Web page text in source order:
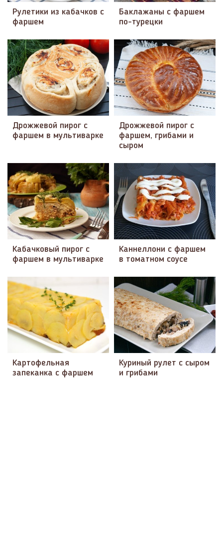
Рулетики из кабачков с
фаршем
Баклажаны с фаршем
по-турецки
Дрожжевой пирог с
фаршем в мультиварке
Дрожжевой пирог с
фаршем, грибами и
сыром
Кабачковый пирог с
фаршем в мультиварке
Каннеллони с фаршем
в томатном соусе
Картофельная
запеканка с фаршем
Куриный рулет с сыром
и грибами